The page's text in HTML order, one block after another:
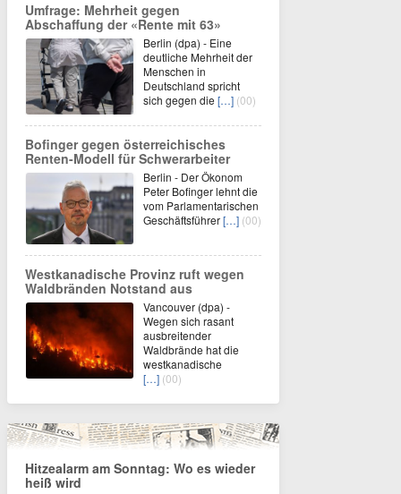
Umfrage: Mehrheit gegen
Abschaffung der «Rente mit 63»
Berlin (dpa) - Eine
deutliche Mehrheit der
Menschen in
Deutschland spricht
sich gegen die […] (00)
Bofinger gegen österreichisches
Renten-Modell für Schwerarbeiter
Berlin - Der Ökonom
Peter Bofinger lehnt die
vom Parlamentarischen
Geschäftsführer[…] (00)
Westkanadische Provinz ruft wegen
Waldbränden Notstand aus
Vancouver (dpa) -
Wegen sich rasant
ausbreitender
Waldbrände hat die
westkanadische
[…] (00)
Hitzealarm am Sonntag: Wo es wieder
heiß wird